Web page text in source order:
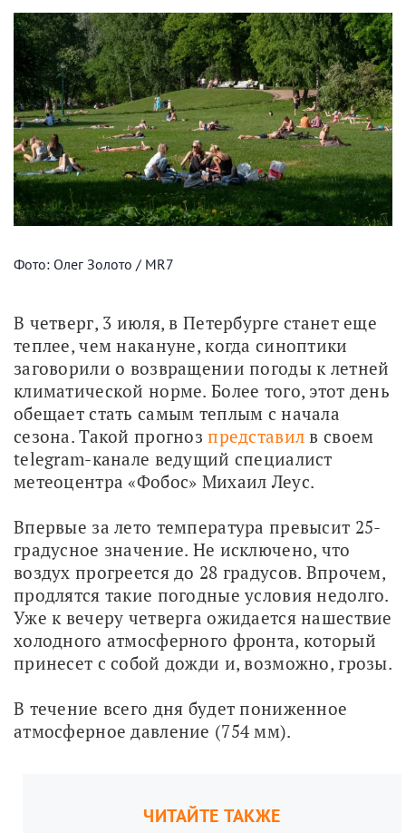
Фото: Олег Золото / MR7
В четверг, 3 июля, в Петербурге станет еще
теплее, чем накануне, когда синоптики
заговорили о возвращении погоды к летней
климатической норме. Более того, этот день
обещает стать самым теплым с начала
сезона. Такой прогноз представил в своем
telegram-канале ведущий специалист
метеоцентра «Фобос» Михаил Леус.
Впервые за лето температура превысит 25-
градусное значение. Не исключено, что
воздух прогреется до 28 градусов. Впрочем,
продлятся такие погодные условия недолго.
Уже к вечеру четверга ожидается нашествие
холодного атмосферного фронта, который
принесет с собой дожди и, возможно, грозы.
В течение всего дня будет пониженное
атмосферное давление (754 мм).
ЧИТАЙТЕ ТАКЖЕ